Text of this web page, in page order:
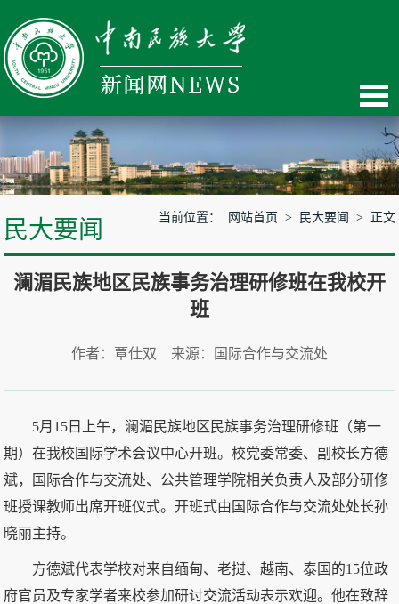
民大要闻 当前位置： 网站首页 > 民大要闻 > 正文
澜湄民族地区民族事务治理研修班在我校开
班
作者：覃仕双 来源：国际合作与交流处
5月15日上午，澜湄民族地区民族事务治理研修班（第一
期）在我校国际学术会议中心开班。校党委常委、副校长方德
斌，国际合作与交流处、公共管理学院相关负责人及部分研修
班授课教师出席开班仪式。开班式由国际合作与交流处处长孙
晓丽主持。
方德斌代表学校对来自缅甸、老挝、越南、泰国的15位政
府官员及专家学者来校参加研讨交流活动表示欢迎。他在致辞